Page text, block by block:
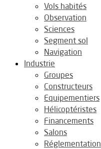
Vols habités
Observation
Sciences
Segment sol
Navigation
Industrie
Groupes
Constructeurs
Equipementiers
Hélicoptéristes
Financements
Salons
Réglementation